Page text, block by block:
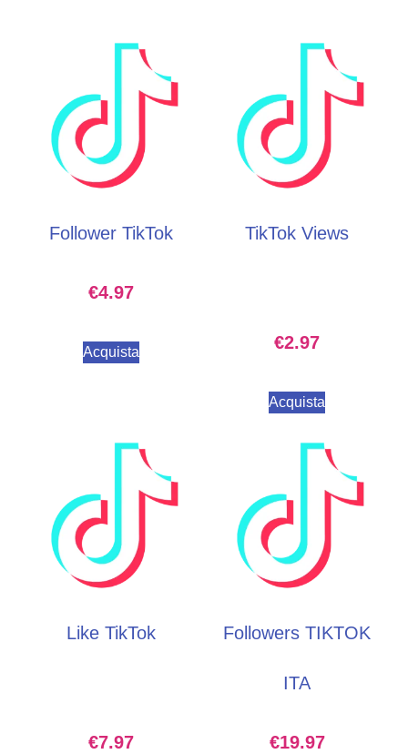
Follower TikTok
€4.97
Acquista
TikTok Views
€2.97
Acquista
Like TikTok
€7.97
Followers TIKTOK
ITA
€19.97